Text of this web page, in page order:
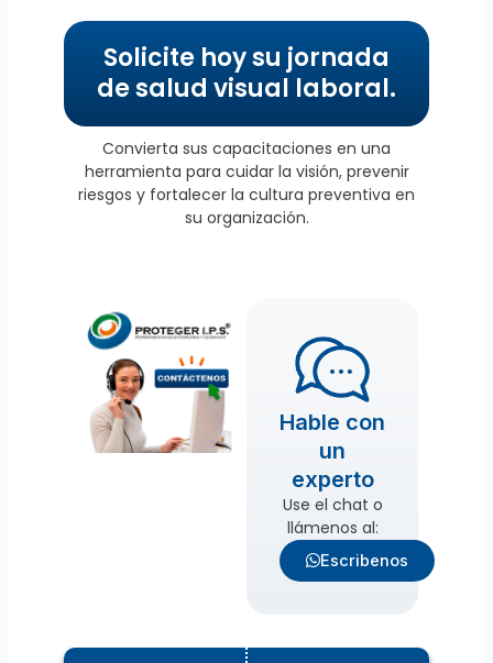
Solicite hoy su jornada
de salud visual laboral.
Convierta sus capacitaciones en una
herramienta para cuidar la visión, prevenir
riesgos y fortalecer la cultura preventiva en
su organización.
Hable con
un
experto
Use el chat o
llámenos al:
Escribenos